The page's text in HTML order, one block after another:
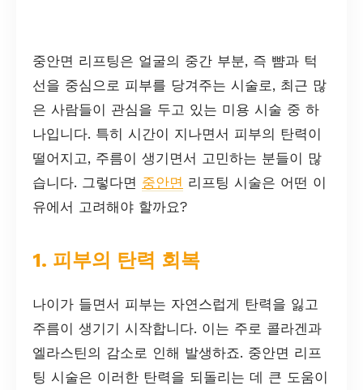
중안면 리프팅은 얼굴의 중간 부분, 즉 뺨과 턱
선을 중심으로 피부를 당겨주는 시술로, 최근 많
은 사람들이 관심을 두고 있는 미용 시술 중 하
나입니다. 특히 시간이 지나면서 피부의 탄력이
떨어지고, 주름이 생기면서 고민하는 분들이 많
습니다. 그렇다면 중안면 리프팅 시술은 어떤 이
유에서 고려해야 할까요?
1. 피부의 탄력 회복
나이가 들면서 피부는 자연스럽게 탄력을 잃고
주름이 생기기 시작합니다. 이는 주로 콜라겐과
엘라스틴의 감소로 인해 발생하죠. 중안면 리프
팅 시술은 이러한 탄력을 되돌리는 데 큰 도움이